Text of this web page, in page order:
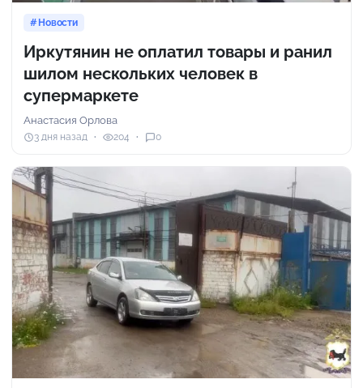
Новости
Иркутянин не оплатил товары и ранил
шилом нескольких человек в
супермаркете
Анастасия Орлова
3 дня назад 204 0